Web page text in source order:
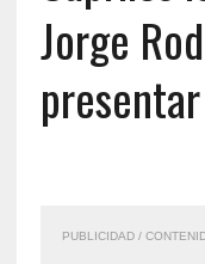
Jorge
PUBLICIDAD /